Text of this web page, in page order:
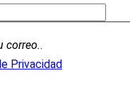
correo..
Privacidad